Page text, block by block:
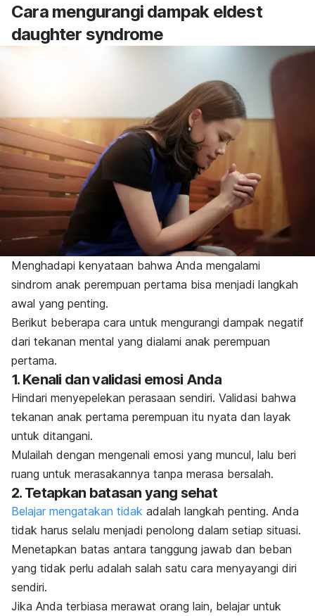
Cara mengurangi dampak eldest
daughter syndrome
Menghadapi kenyataan bahwa Anda mengalami
sindrom anak perempuan pertama bisa menjadi langkah
awal yang penting.
Berikut beberapa cara untuk mengurangi dampak negatif
dari tekanan mental yang dialami anak perempuan
pertama.
1. Kenali dan validasi emosi Anda
Hindari menyepelekan perasaan sendiri. Validasi bahwa
tekanan anak pertama perempuan itu nyata dan layak
untuk ditangani.
Mulailah dengan mengenali emosi yang muncul, lalu beri
ruang untuk merasakannya tanpa merasa bersalah.
2. Tetapkan batasan yang sehat
Belajar mengatakan tidak adalah langkah penting. Anda
tidak harus selalu menjadi penolong dalam setiap situasi.
Menetapkan batas antara tanggung jawab dan beban
yang tidak perlu adalah salah satu cara menyayangi diri
sendiri.
Jika Anda terbiasa merawat orang lain, belajar untuk